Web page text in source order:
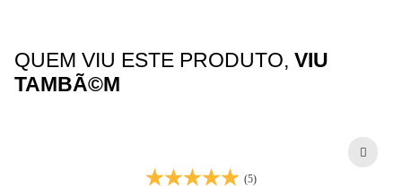
QUEM VIU ESTE PRODUTO, VIU
TAMBÃ©M
(5)